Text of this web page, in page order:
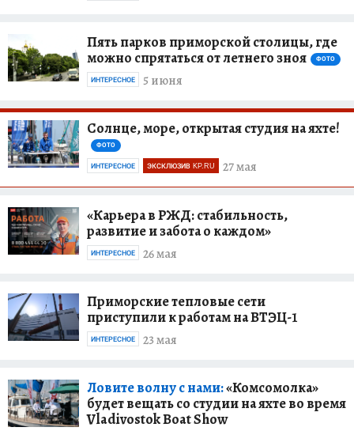
Пять парков приморской столицы, где
можно спрятаться от летнего зноя
ФОТО
5 июня
ИНТЕРЕСНОЕ
Солнце, море, открытая студия на яхте!
ФОТО
27 мая
ИНТЕРЕСНОЕ ЭКСКЛЮЗИВ KP.RU
«Карьера в РЖД: стабильность,
развитие и забота о каждом»
26 мая
ИНТЕРЕСНОЕ
Приморские тепловые сети
приступили к работам на ВТЭЦ-1
23 мая
ИНТЕРЕСНОЕ
Ловите волну с нами:«Комсомолка»
будет вещать со студии на яхте во время
Vladivostok Boat Show